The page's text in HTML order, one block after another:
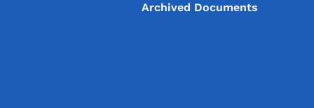
Archived Documents